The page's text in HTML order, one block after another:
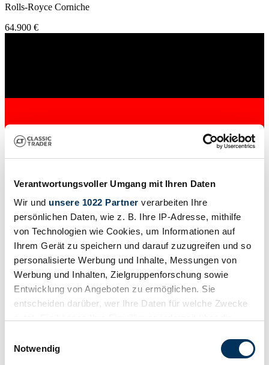
Verantwortungsvoller Umgang mit Ihren Daten
Wir und unsere 1022 Partner verarbeiten Ihre
persönlichen Daten, wie z. B. Ihre IP-Adresse, mithilfe
von Technologien wie Cookies, um Informationen auf
Ihrem Gerät zu speichern und darauf zuzugreifen und so
personalisierte Werbung und Inhalte, Messungen von
Werbung und Inhalten, Zielgruppenforschung sowie
Entwicklung von Angeboten zu ermöglichen. Sie
entscheiden darüber, wer Ihre Daten für welche Zwecke
Trigger Symbol ändern oder widerrufen
Notwendig
Rolls-Royce Corniche
64.900 €
Händler
Karosserieform
Cabriolet
Tachostand (abgelesen)
112.000 km
Leistung (kW/PS)
156 / 212